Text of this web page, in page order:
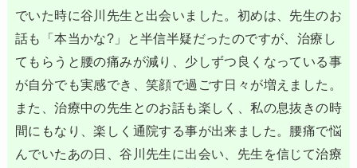
でいた時に谷川先生と出会いました。初めは、先生のお
話も「本当かな?」と半信半疑だったのですが、治療し
てもらうと腰の痛みが減り、少しずつ良くなっている事
が自分でも実感でき、笑顔で過ごす日々が増えました。
また、治療中の先生とのお話も楽しく、私の息抜きの時
間にもなり、楽しく通院する事が出来ました。腰痛で悩
んでいたあの日、谷川先生に出会い、先生を信じて治療